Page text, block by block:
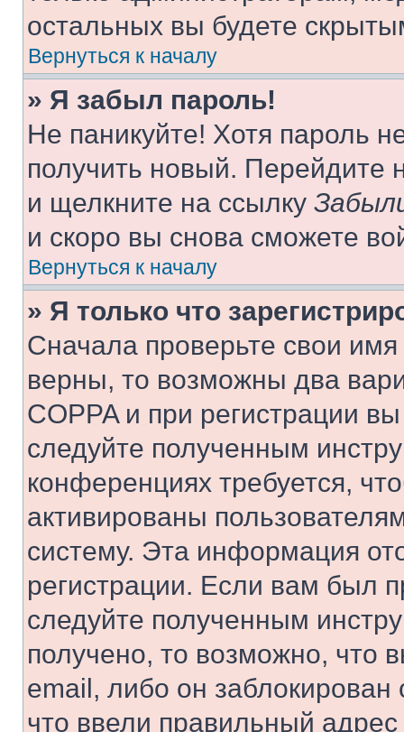
остальных вы будете
Вернуться к началу
» Я забыл пароль!
Не паникуйте! Хотя пароль
получить новый. Перейдите
и щелкните на ссылку
и скоро вы снова сможете
Вернуться к началу
» Я только что
Сначала проверьте свои
верны, то возможны два
COPPA и при регистрации
следуйте полученным
конференциях требуется,
активированы
систему. Эта информация
регистрации. Если вам был
следуйте полученным
получено, то возможно, что
email, либо он
что ввели правильный адрес